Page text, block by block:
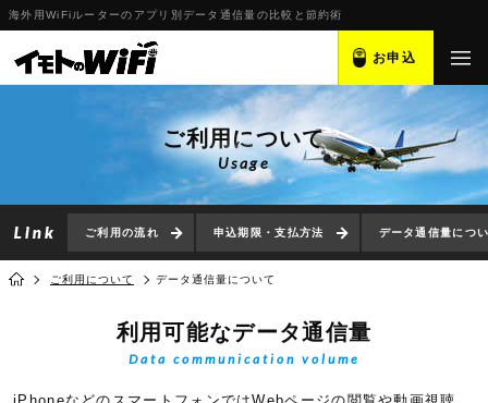
海外用WiFiルーターのアプリ別データ通信量の比較と節約術
お申込
ご利用について
Usage
ご利用の流れ 申込期限・支払方法 データ通信量につ
ご利用について データ通信量について
利用可能なデータ通信量
Data communication volume